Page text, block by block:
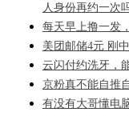
人身份再约一次
每天早上撸一发
美团邮储4元 刚中
云闪付约洗牙，
京粉真不能自推
有没有大哥懂电